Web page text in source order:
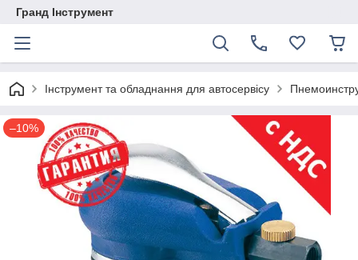
Гранд Інструмент
Інструмент та обладнання для автосервісу
–10%